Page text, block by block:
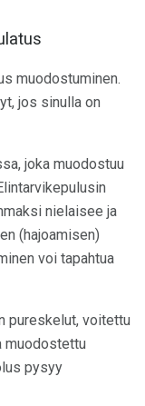
muodostuminen.
jos sinulla on
joka muodostuu
nielaisee ja
(hajoamisen)
voi tapahtua
pureskelut, voitettu
muodostettu
pysyy